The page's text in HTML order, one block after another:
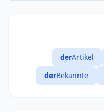
derArtikel
derBekannte